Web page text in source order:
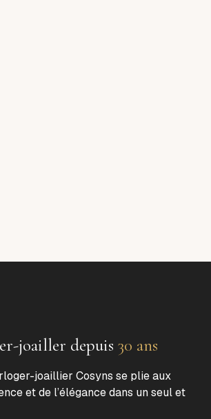
joailler depuis 30 ans
joaillier Cosyns se plie aux
et de l’élégance dans un seul et